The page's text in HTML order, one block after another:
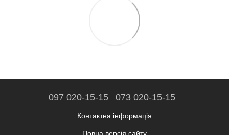
097 020-15-15 073 020-15-15
Контактна інформація
Повна версія сайту